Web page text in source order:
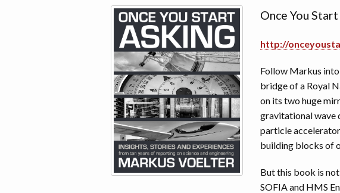
Once You
http://
Follow Markus
bridge of a Royal
on its two huge
gravitational wave
particle
building blocks of
But this book is
SOFIA and HMS